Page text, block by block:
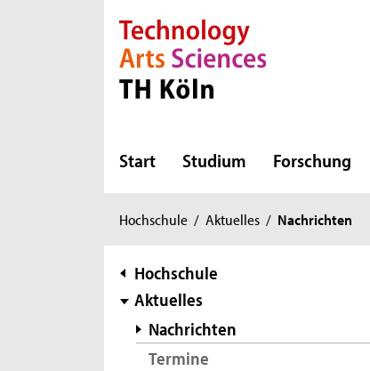
Direkt zur Hauptnavigation
Direkt zur Subnavigation
Direkt zum Inhalt
Direkt zum Fußbereich
Start Studium Forschung
Sie
hier:
Hochschule / Aktuelles / Nachrichten
Subnavigation
Hochschule
Aktuelles
Nachrichten
Termine